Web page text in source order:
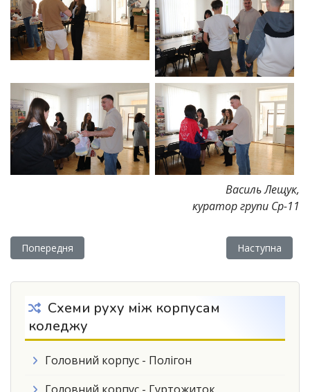
Василь Лещук,
куратор групи Ср-11
Попередня стаття: Оголошення
Попередня Наступна
Наступна
Схеми руху між корпусам
коледжу
Головний корпус - Полігон